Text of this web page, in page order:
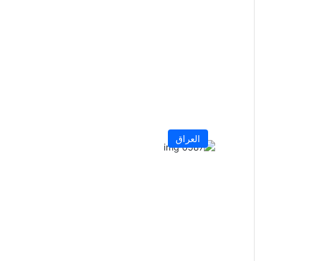
العراق